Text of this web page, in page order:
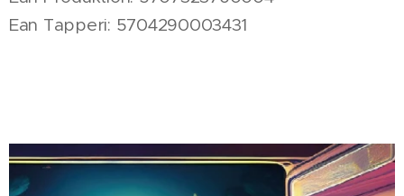
Ean Tapperi: 5704290003431